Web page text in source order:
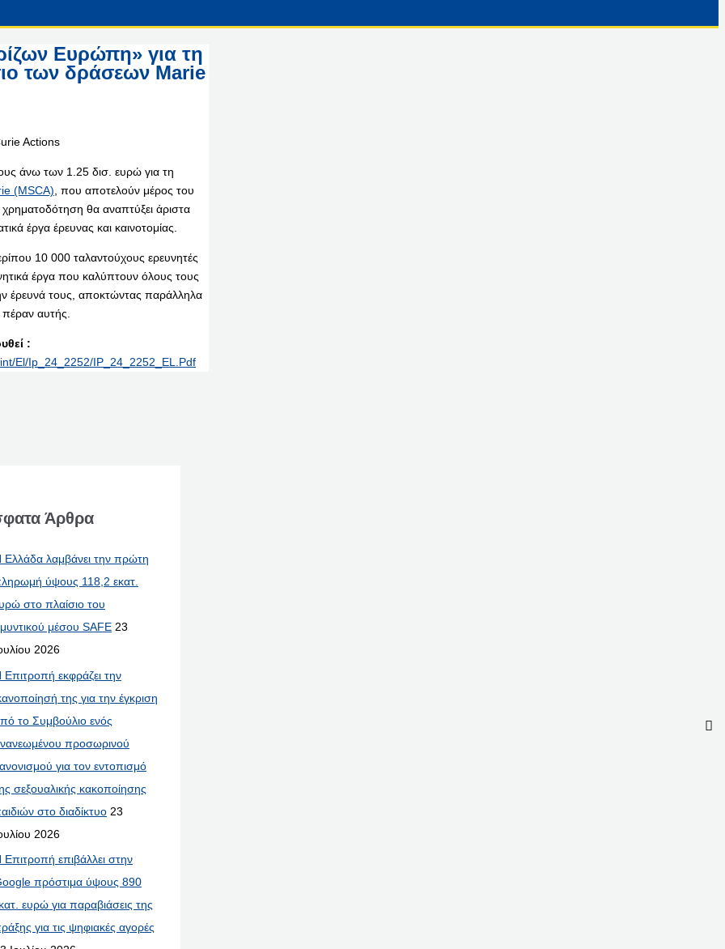
Ευρώπη» για τη
των δράσεων Marie
άνω των 1.25 δισ. ευρώ για τη
(MSCA) , που αποτελούν μέρος του
θα αναπτύξει άριστα
έργα έρευνας και καινοτομίας.
10 000 ταλαντούχους ερευνητές
έργα που καλύπτουν όλους τους
έρευνά τους, αποκτώντας παράλληλα
αυτής.
:
el/ip_24_2252/IP_24_2252_EL.pdf
Άρθρα
Ελλάδα λαμβάνει την πρώτη
ύψους 118,2 εκατ.
στο πλαίσιο του
μέσου SAFE 23
2026
Επιτροπή εκφράζει την
της για την έγκριση
το Συμβούλιο ενός
προσωρινού
για τον εντοπισμό
σεξουαλικής κακοποίησης
στο διαδίκτυο 23
2026
Επιτροπή επιβάλλει στην
πρόστιμα ύψους 890
ευρώ για παραβιάσεις της
για τις ψηφιακές αγορές